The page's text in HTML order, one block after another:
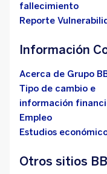
fallecimiento
Reporte
Información
Acerca de Grupo
Tipo de cambio e
información
Empleo
Estudios
Otros sitios